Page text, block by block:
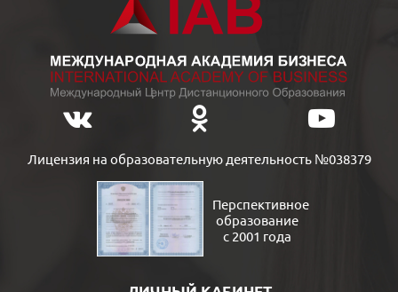
Лицензия на образовательную деятельность №038379
Перспективное
образование
с 2001 года